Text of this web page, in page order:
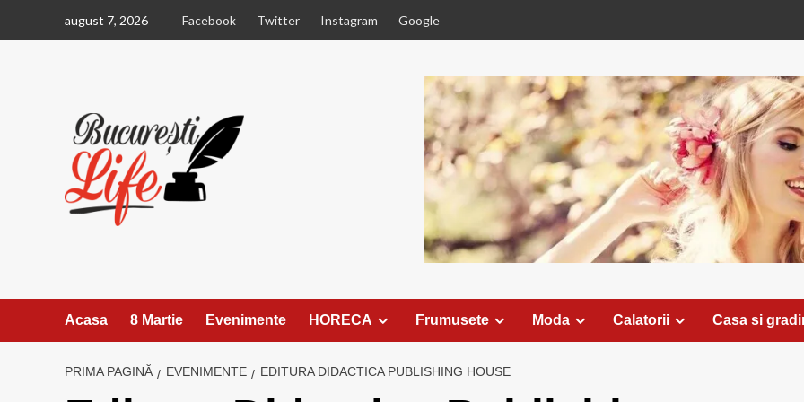
august 7, 2026 Facebook Twitter Instagram Google
Acasa 8 Martie Evenimente HORECA Frumusete Moda Calatorii Casa si
PRIMA PAGINĂ EVENIMENTE EDITURA DIDACTICA PUBLISHING HOUSE